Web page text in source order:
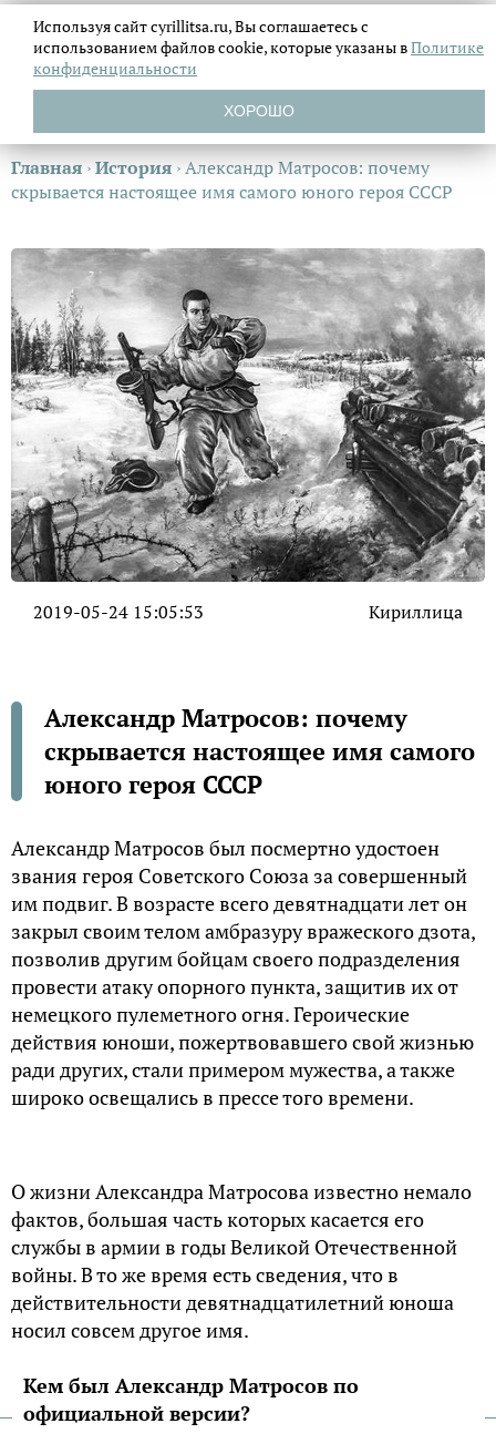
Главная ›История ›Александр Матросов: почему
скрывается настоящее имя самого юного героя СССР
2019-05-24 15:05:53 Кириллица
Александр Матросов: почему
скрывается настоящее имя самого
юного героя СССР
Александр Матросов был посмертно удостоен
звания героя Советского Союза за совершенный
им подвиг. В возрасте всего девятнадцати лет он
закрыл своим телом амбразуру вражеского дзота,
позволив другим бойцам своего подразделения
провести атаку опорного пункта, защитив их от
немецкого пулеметного огня. Героические
действия юноши, пожертвовавшего свой жизнью
ради других, стали примером мужества, а также
широко освещались в прессе того времени.
О жизни Александра Матросова известно немало
фактов, большая часть которых касается его
службы в армии в годы Великой Отечественной
войны. В то же время есть сведения, что в
действительности девятнадцатилетний юноша
носил совсем другое имя.
Кем был Александр Матросов по
официальной версии?
Используя сайт cyrillitsa.ru, Вы соглашаетесь с
использованием файловcookie, которые указаны вПолитике
конфиденциальности
ХОРОШО